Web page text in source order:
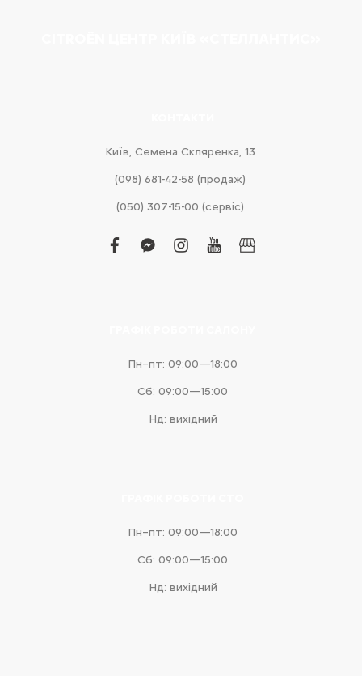
Київ, Cемена Скляренка, 13
(098) 681-42-58‬ (продаж)
(050) 307-15-00 (сервіс)
facebook
facebook-
instagram
youtubebusiness
Пн–пт: 09:00—18:00
Сб: 09:00—15:00
Нд: вихідний
Пн–пт: 09:00—18:00
Сб: 09:00—15:00
Нд: вихідний